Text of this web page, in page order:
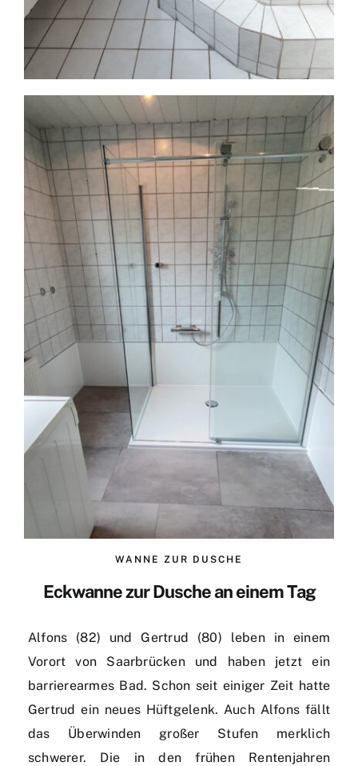
WANNE ZUR DUSCHE
Eckwanne zur Dusche an einem Tag
Alfons (82) und Gertrud (80) leben in einem
Vorort von Saarbrücken und haben jetzt ein
barrierearmes Bad. Schon seit einiger Zeit hatte
Gertrud ein neues Hüftgelenk. Auch Alfons fällt
das Überwinden großer Stufen merklich
schwerer. Die in den frühen Rentenjahren